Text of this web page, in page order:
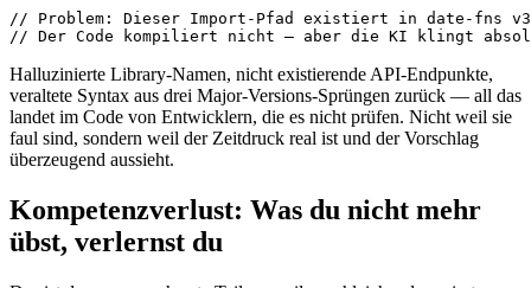
// Problem: Dieser Import-Pfad existiert in date-fns
Halluzinierte Library-Namen, nicht existierende API-Endpunkte,
veraltete Syntax aus drei Major-Versions-Sprüngen zurück — all das
landet im Code von Entwicklern, die es nicht prüfen. Nicht weil sie
faul sind, sondern weil der Zeitdruck real ist und der Vorschlag
überzeugend aussieht.
Kompetenzverlust: Was du nicht mehr
übst, verlernst du